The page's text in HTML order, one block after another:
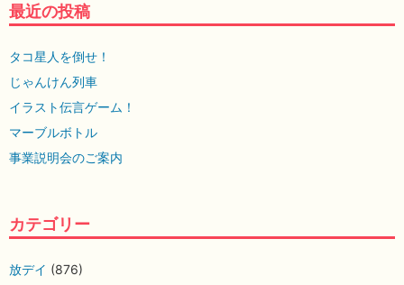
最近の投稿
タコ星人を倒せ！
じゃんけん列車
イラスト伝言ゲーム！
マーブルボトル
事業説明会のご案内
カテゴリー
放デイ (876)